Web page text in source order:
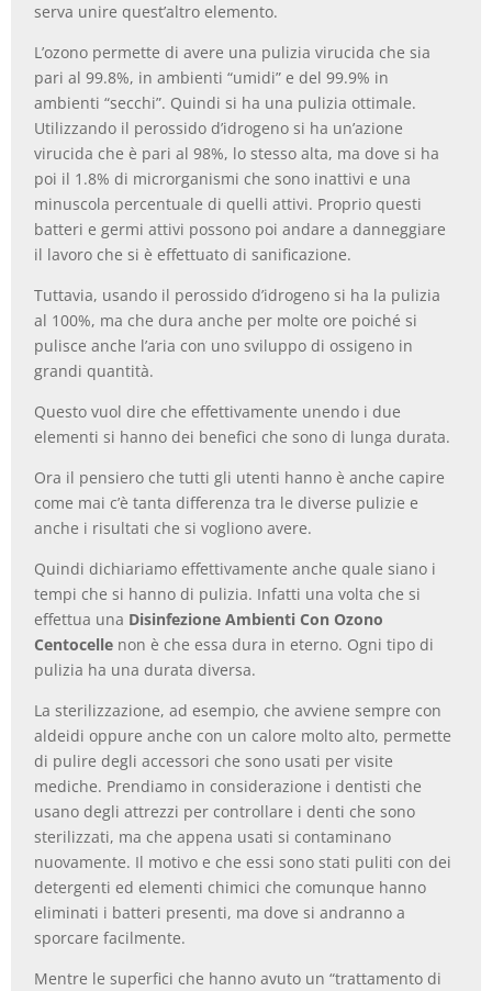
serva unire quest’altro elemento.
L’ozono permette di avere una pulizia virucida che sia
pari al 99.8%, in ambienti “umidi” e del 99.9% in
ambienti “secchi”. Quindi si ha una pulizia ottimale.
Utilizzando il perossido d’idrogeno si ha un’azione
virucida che è pari al 98%, lo stesso alta, ma dove si ha
poi il 1.8% di microrganismi che sono inattivi e una
minuscola percentuale di quelli attivi. Proprio questi
batteri e germi attivi possono poi andare a danneggiare
il lavoro che si è effettuato di sanificazione.
Tuttavia, usando il perossido d’idrogeno si ha la pulizia
al 100%, ma che dura anche per molte ore poiché si
pulisce anche l’aria con uno sviluppo di ossigeno in
grandi quantità.
Questo vuol dire che effettivamente unendo i due
elementi si hanno dei benefici che sono di lunga durata.
Ora il pensiero che tutti gli utenti hanno è anche capire
come mai c’è tanta differenza tra le diverse pulizie e
anche i risultati che si vogliono avere.
Quindi dichiariamo effettivamente anche quale siano i
tempi che si hanno di pulizia. Infatti una volta che si
effettua una Disinfezione Ambienti Con Ozono
Centocelle non è che essa dura in eterno. Ogni tipo di
pulizia ha una durata diversa.
La sterilizzazione, ad esempio, che avviene sempre con
aldeidi oppure anche con un calore molto alto, permette
di pulire degli accessori che sono usati per visite
mediche. Prendiamo in considerazione i dentisti che
usano degli attrezzi per controllare i denti che sono
sterilizzati, ma che appena usati si contaminano
nuovamente. Il motivo e che essi sono stati puliti con dei
detergenti ed elementi chimici che comunque hanno
eliminati i batteri presenti, ma dove si andranno a
sporcare facilmente.
Mentre le superfici che hanno avuto un “trattamento di